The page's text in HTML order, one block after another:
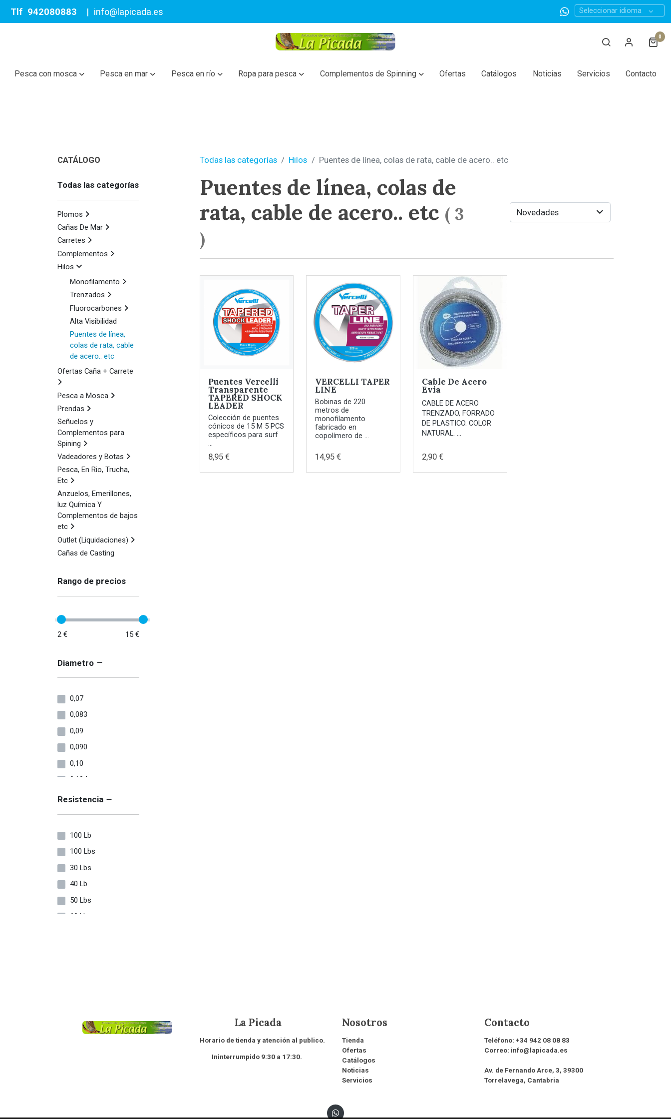
Tlf 942080883 | info@lapicada.es Seleccionar idioma
0
Pesca con mosca Pesca en mar Pesca en río Ropa para pesca Complementos de Spinning Ofertas Catálogos Noticias Servicios Contacto
CATÁLOGO
Todas las categorías
Plomos
Cañas De Mar
Carretes
Complementos
Hilos
Monofilamento
Trenzados
Fluorocarbones
Alta Visibilidad
Puentes de línea,
colas de rata, cable
de acero.. etc
Ofertas Caña + Carrete
Pesca a Mosca
Prendas
Señuelos y
Complementos para
Spining
Vadeadores y Botas
Pesca, En Rio, Trucha,
Etc
Anzuelos, Emerillones,
luz Química Y
Complementos de bajos
etc
Outlet (Liquidaciones)
Cañas de Casting
Rango de precios
2 € 15 €
Diametro
0,07
0,083
0,09
0,090
0,10
0,104
0,115
0..30
Resistencia
100 Lb
100 Lbs
30 Lbs
40 Lb
50 Lbs
60 Lb
Todas las categorías Hilos Puentes de línea, colas de rata, cable de acero.. etc
Puentes de línea, colas de
rata, cable de acero.. etc ( 3
)
Novedades
Puentes Vercelli
Transparente
TAPERED SHOCK
LEADER
Colección de puentes
cónicos de 15 M 5 PCS
específicos para surf
...
8,95 €
VERCELLI TAPER
LINE
Bobinas de 220
metros de
monofilamento
fabricado en
copolímero de ...
14,95 €
Cable De Acero
Evia
CABLE DE ACERO
TRENZADO, FORRADO
DE PLASTICO. COLOR
NATURAL. ...
2,90 €
La Picada
Horario de tienda y atención al publico.
Ininterrumpido 9:30 a 17:30.
Nosotros
Tienda
Ofertas
Catálogos
Noticias
Servicios
Contacto
Teléfono: +34 942 08 08 83
Correo: info@lapicada.es
Av. de Fernando Arce, 3, 39300
Torrelavega, Cantabria